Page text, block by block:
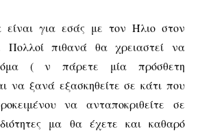
για εσάς με τον Ήλιο στον
Πολλοί πιθανά θα χρειαστεί να
( ν πάρετε μία πρόσθετη
να ξανά εξασκηθείτε σε κάτι που
να ανταποκριθείτε σε
μα θα έχετε και καθαρό